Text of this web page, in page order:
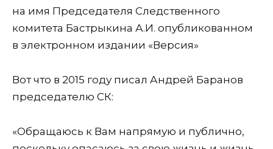
на имя Председателя Следственного
комитета Бастрыкина А.И. опубликованном
в электронном издании «Версия»
Вот что в 2015 году писал Андрей Баранов
председателю СК:
«Обращаюсь к Вам напрямую и публично,